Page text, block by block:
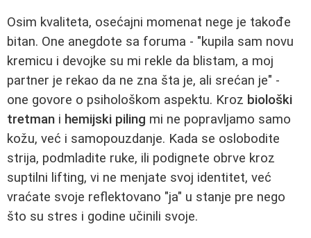
Osim kvaliteta, osećajni momenat nege je takođe
bitan. One anegdote sa foruma - "kupila sam novu
kremicu i devojke su mi rekle da blistam, a moj
partner je rekao da ne zna šta je, ali srećan je" -
one govore o psihološkom aspektu. Kroz biološki
tretman i hemijski piling mi ne popravljamo samo
kožu, već i samopouzdanje. Kada se oslobodite
strija, podmladite ruke, ili podignete obrve kroz
suptilni lifting, vi ne menjate svoj identitet, već
vraćate svoje reflektovano "ja" u stanje pre nego
što su stres i godine učinili svoje.